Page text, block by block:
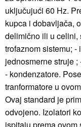
uključujući 60 Hz.
kupca i dobavljača,
delimično ili u celini,
trofaznom sistemu;
jednosmerne struje
- kondenzatore.
tranformatore u
Ovaj standard je
odvojeno. Izolatori
ispitaju prema ovom